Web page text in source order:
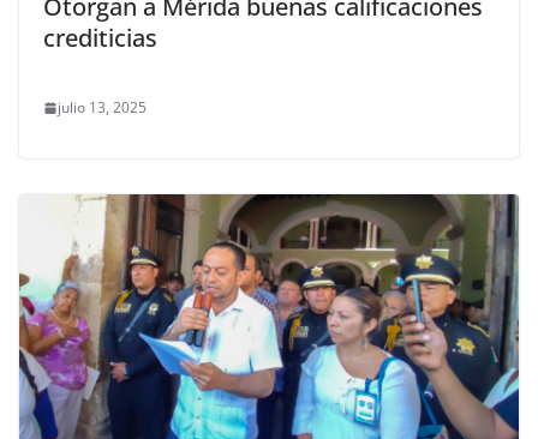
Otorgan a Mérida buenas calificaciones
crediticias
julio 13, 2025